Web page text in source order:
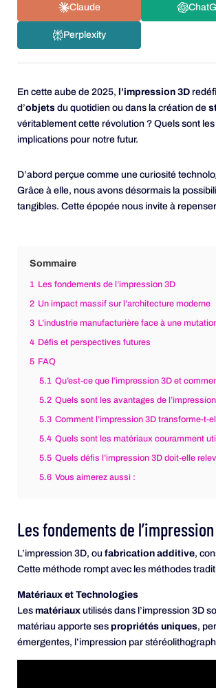
Claude
Perplexity
En cette aube de 2025,l’impression 3D
d’objets du quotidien ou dans la création de
véritablement cette révolution ? Quels sont
implications pour notre futur.
D’abord perçue comme une curiosité
Grâce à elle, nous avons désormais la
tangibles. Cette épopée nous invite à
Sommaire
1 Les fondements de l’impression 3D
2 Un impact massif sur l’architecture moderne
3 L’industrie manufacturière face à une
4 Défis et perspectives futures
5 FAQ
5.1 Qu’est-ce que l’impression 3D et
5.2 Quels sont les avantages de
5.3 Comment l’impression 3D transforme-t-
5.4 Quels sont les matériaux couramment
5.5 Quels défis l’impression 3D doit-elle
5.6 Vous aimerez aussi :
Les fondements de l’impression
L’impression 3D, oufabrication additive,
Cette méthode rompt avec les méthodes
Matériaux et Technologies
Lesmatériaux utilisés dans l’impression 3D
matériau apporte sespropriétés uniques,
émergentes, l’impression par